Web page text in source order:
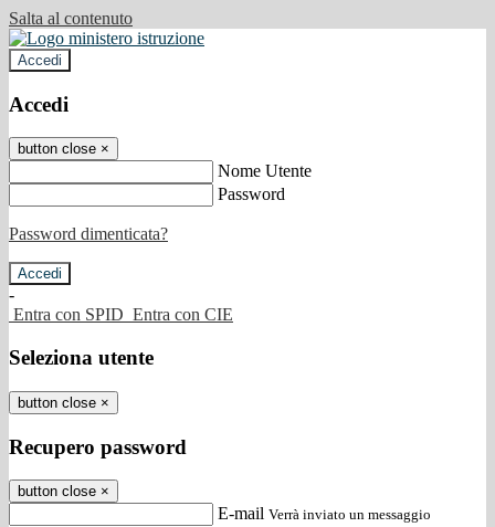
Salta al contenuto
Accedi
Accedi
button close ×
Nome Utente
Password
Password dimenticata?
-
Entra con SPID Entra con CIE
Seleziona utente
button close ×
Recupero password
button close ×
E-mail Verrà inviato un messaggio